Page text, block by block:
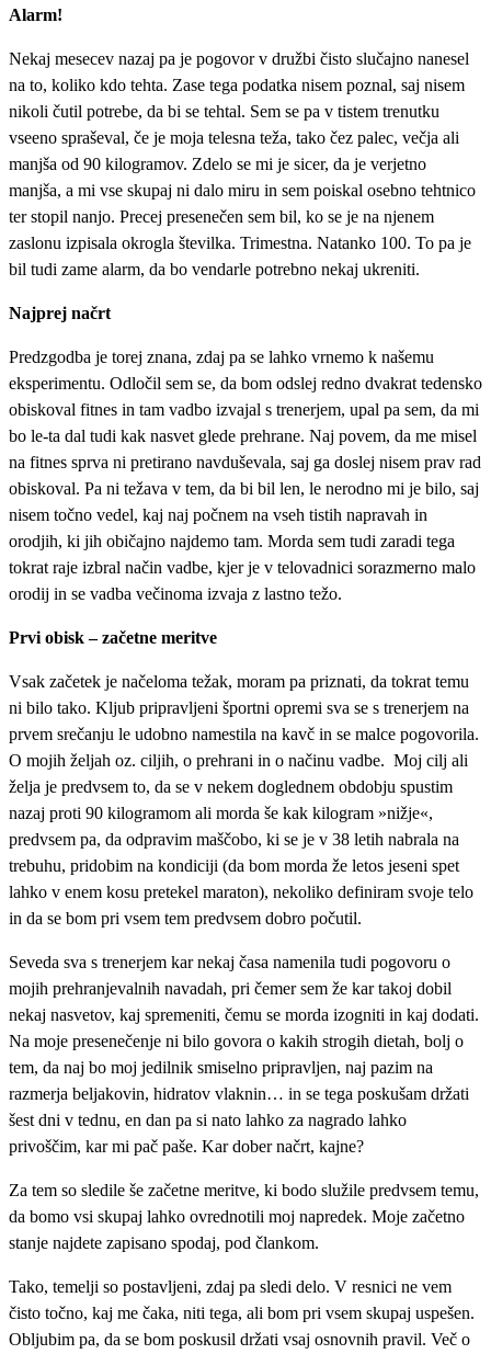
Alarm!
Nekaj mesecev nazaj pa je pogovor v družbi čisto slučajno nanesel
na to, koliko kdo tehta. Zase tega podatka nisem poznal, saj nisem
nikoli čutil potrebe, da bi se tehtal. Sem se pa v tistem trenutku
vseeno spraševal, če je moja telesna teža, tako čez palec, večja ali
manjša od 90 kilogramov. Zdelo se mi je sicer, da je verjetno
manjša, a mi vse skupaj ni dalo miru in sem poiskal osebno tehtnico
ter stopil nanjo. Precej presenečen sem bil, ko se je na njenem
zaslonu izpisala okrogla številka. Trimestna. Natanko 100. To pa je
bil tudi zame alarm, da bo vendarle potrebno nekaj ukreniti.
Najprej načrt
Predzgodba je torej znana, zdaj pa se lahko vrnemo k našemu
eksperimentu. Odločil sem se, da bom odslej redno dvakrat tedensko
obiskoval fitnes in tam vadbo izvajal s trenerjem, upal pa sem, da mi
bo le-ta dal tudi kak nasvet glede prehrane. Naj povem, da me misel
na fitnes sprva ni pretirano navduševala, saj ga doslej nisem prav rad
obiskoval. Pa ni težava v tem, da bi bil len, le nerodno mi je bilo, saj
nisem točno vedel, kaj naj počnem na vseh tistih napravah in
orodjih, ki jih običajno najdemo tam. Morda sem tudi zaradi tega
tokrat raje izbral način vadbe, kjer je v telovadnici sorazmerno malo
orodij in se vadba večinoma izvaja z lastno težo.
Prvi obisk – začetne meritve
Vsak začetek je načeloma težak, moram pa priznati, da tokrat temu
ni bilo tako. Kljub pripravljeni športni opremi sva se s trenerjem na
prvem srečanju le udobno namestila na kavč in se malce pogovorila.
O mojih željah oz. ciljih, o prehrani in o načinu vadbe. Moj cilj ali
želja je predvsem to, da se v nekem doglednem obdobju spustim
nazaj proti 90 kilogramom ali morda še kak kilogram »nižje«,
predvsem pa, da odpravim maščobo, ki se je v 38 letih nabrala na
trebuhu, pridobim na kondiciji (da bom morda že letos jeseni spet
lahko v enem kosu pretekel maraton), nekoliko definiram svoje telo
in da se bom pri vsem tem predvsem dobro počutil.
Seveda sva s trenerjem kar nekaj časa namenila tudi pogovoru o
mojih prehranjevalnih navadah, pri čemer sem že kar takoj dobil
nekaj nasvetov, kaj spremeniti, čemu se morda izogniti in kaj dodati.
Na moje presenečenje ni bilo govora o kakih strogih dietah, bolj o
tem, da naj bo moj jedilnik smiselno pripravljen, naj pazim na
razmerja beljakovin, hidratov vlaknin… in se tega poskušam držati
šest dni v tednu, en dan pa si nato lahko za nagrado lahko
privoščim, kar mi pač paše. Kar dober načrt, kajne?
Za tem so sledile še začetne meritve, ki bodo služile predvsem temu,
da bomo vsi skupaj lahko ovrednotili moj napredek. Moje začetno
stanje najdete zapisano spodaj, pod člankom.
Tako, temelji so postavljeni, zdaj pa sledi delo. V resnici ne vem
čisto točno, kaj me čaka, niti tega, ali bom pri vsem skupaj uspešen.
Obljubim pa, da se bom poskusil držati vsaj osnovnih pravil. Več o